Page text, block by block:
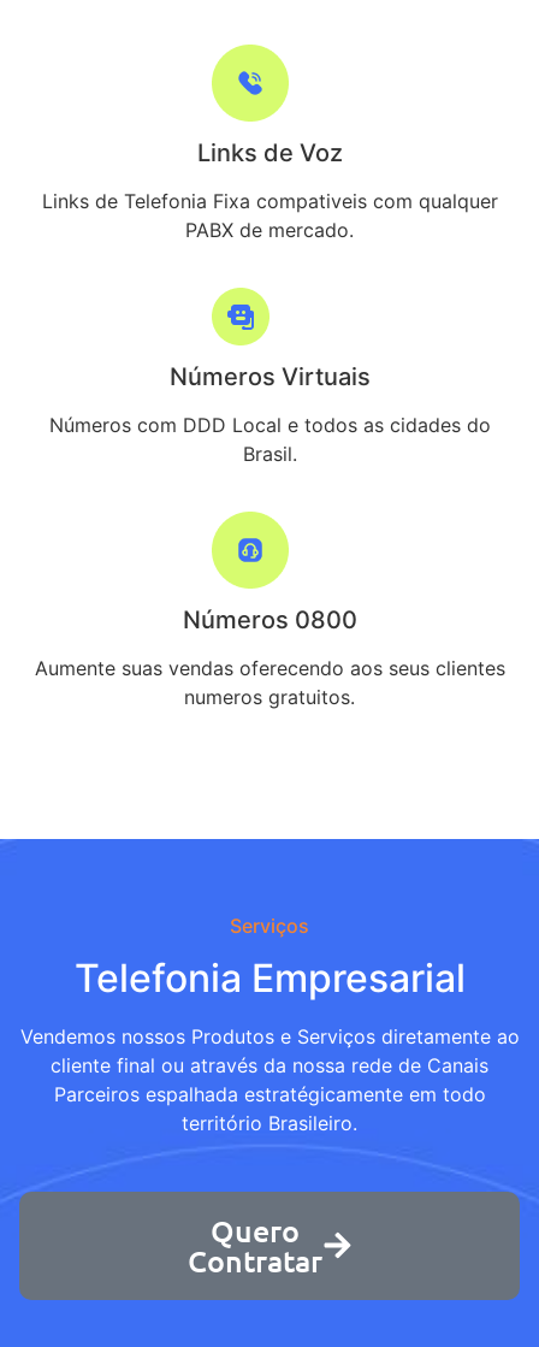
Links de Voz
Links de Telefonia Fixa compativeis com qualquer
PABX de mercado.
Números Virtuais
Números com DDD Local e todos as cidades do
Brasil.
Números 0800
Aumente suas vendas oferecendo aos seus clientes
numeros gratuitos.
Serviços
Telefonia Empresarial
Vendemos nossos Produtos e Serviços diretamente ao
cliente final ou através da nossa rede de Canais
Parceiros espalhada estratégicamente em todo
território Brasileiro.
Quero
Contratar